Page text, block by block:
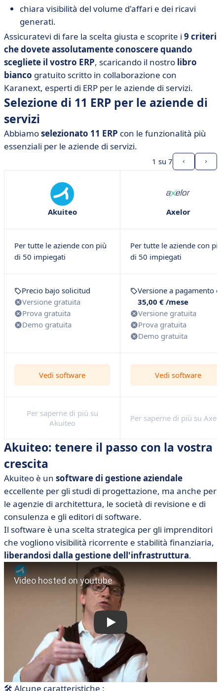
chiara visibilità del volume d'affari e dei ricavi
generati.
Assicuratevi di fare la scelta giusta e scoprite i 9 criteri
che dovete assolutamente conoscere quando
scegliete il vostro ERP, scaricando il nostro libro
bianco gratuito scritto in collaborazione con
Karanext, esperti di ERP per le aziende di servizi.
Selezione di 11 ERP per le aziende di
servizi
Abbiamoselezionato 11 ERP con le funzionalità più
essenziali per le aziende di servizi.
1 su 7
Akuiteo Axelor
Per tutte le aziende con più
di 50 impiegati
Per tutte le aziende con
di 50 impiegati
Precio bajo solicitud
Versione gratuita
Prova gratuita
Demo gratuita
Versione a pagamento
35,00 € /mese
Versione gratuita
Prova gratuita
Demo gratuita
Vedi software Vedi software
Per saperne di più su
Akuiteo
Per saperne di più su
Akuiteo: tenere il passo con la vostra
crescita
Akuiteo è un software di gestione aziendale
eccellente per gli studi di progettazione, ma anche per
le agenzie di architettura, le società di revisione e di
consulenza e gli editori di software.
Il software è una scelta strategica per gli imprenditori
che vogliono visibilità ricorrente e stabilità finanziaria,
liberandosi dalla gestione dell'infrastruttura.
🛠 Alcune caratteristiche :